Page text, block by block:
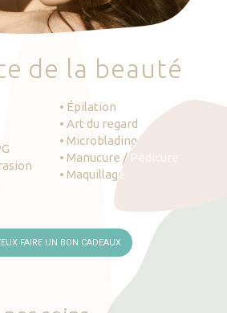
e de la beauté
• Épilation
• Art du regard
• Microblading
• Manucure / Pédicure
• Maquillage
FAIRE UN BON CADEAUX